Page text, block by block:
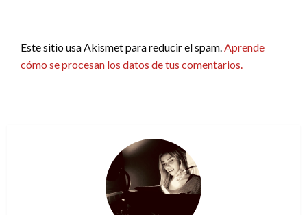
Este sitio usa Akismet para reducir el spam.Aprende
cómo se procesan los datos de tus comentarios.